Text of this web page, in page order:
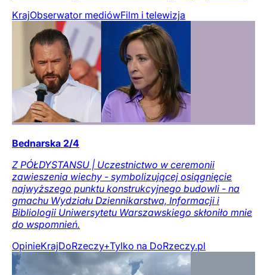
KrajObserwator mediówFilm i telewizja
Bednarska 2/4
Z PÓŁDYSTANSU | Uczestnictwo w ceremonii
zawieszenia wiechy - symbolizującej osiągnięcie
najwyższego punktu konstrukcyjnego budowli - na
gmachu Wydziału Dziennikarstwa, Informacji i
Bibliologii Uniwersytetu Warszawskiego skłoniło mnie
do wspomnień.
OpinieKrajDoRzeczy+Tylko na DoRzeczy.pl